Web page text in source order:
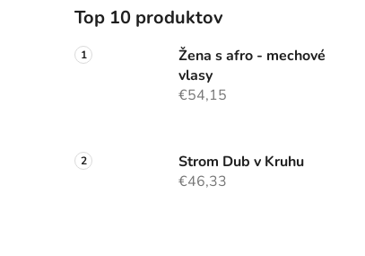
Top 10 produktov
Žena s afro - mechové
vlasy
€54,15
Strom Dub v Kruhu
€46,33